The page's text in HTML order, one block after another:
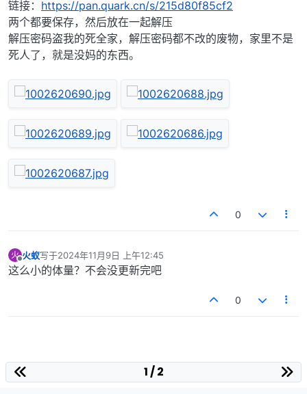
链接： https://pan.quark.cn/s/215d80f85cf2
两个都要保存，然后放在一起解压
解压密码盗我的死全家，解压密码都不改的废物，家里不是
死人了，就是没妈的东西。
0
火
离线
火蚁写于2024年11月9日 上午12:45
最后由 编辑
这么小的体量？不会没更新完吧
0
1 / 2